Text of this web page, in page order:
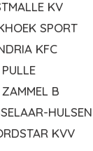
KV
SPORT
KFC
B
HULSEN
KVV